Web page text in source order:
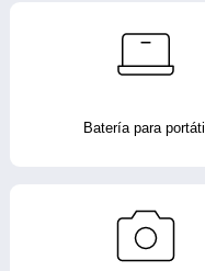
Batería para portátil